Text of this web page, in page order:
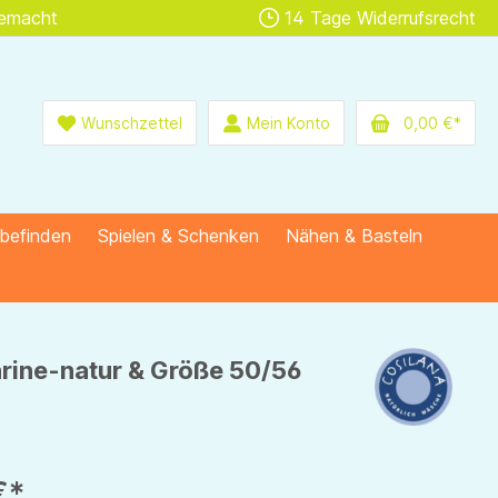
14 Tage Widerrufsrecht
Wunschzettel Mein Konto 0,00 €*
Spielen & Schenken
Nähen & Basteln
natur & Größe 50/56